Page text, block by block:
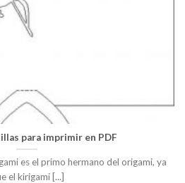
para imprimir en PDF
es el primo hermano del origami, ya
el kirigami [...]